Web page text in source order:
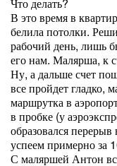
В это время в
белила потолки.
рабочий день, лишь
его нам. Малярша, к
Ну, а дальше счет
все пройдет гладко,
маршрутка в
в пробке (у
образовался
успеем примерно за
С маляршей Антон